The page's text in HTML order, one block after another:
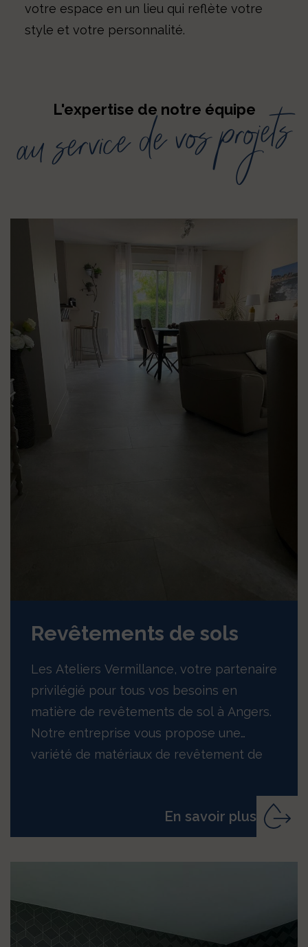
votre espace en un lieu qui reflète votre
style et votre personnalité.
L'expertise de notre équipe
au service de vos projets
Revêtements de sols
Les Ateliers Vermillance, votre partenaire
privilégié pour tous vos besoins en
matière de revêtements de sol à Angers.
Notre entreprise vous propose une
variété de matériaux de revêtement de
En savoir plus